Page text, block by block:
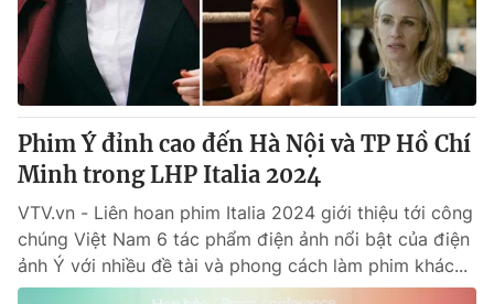
Thế giới đó đây
Câu chuyện quốc tế
Tài chính
Thị trường
Góc doanh nghiệp
Dữ liệu và đời sống
Truyền hình
Phim VTV
Hậu trường
Nhân vật
Khán giả
Giải trí
Điện ảnh
Âm nhạc
Đời sống
Du lịch
Phim Ý đỉnh cao đến Hà Nội và TP Hồ Chí
Minh trong LHP Italia 2024
VTV.vn - Liên hoan phim Italia 2024 giới thiệu tới công
chúng Việt Nam 6 tác phẩm điện ảnh nổi bật của điện
ảnh Ý với nhiều đề tài và phong cách làm phim khác...